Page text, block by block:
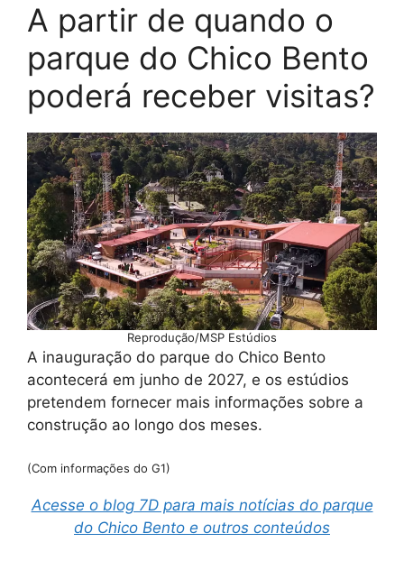
A partir de quando o
parque do Chico Bento
poderá receber visitas?
Reprodução/MSP Estúdios
A inauguração do parque do Chico Bento
acontecerá em junho de 2027, e os estúdios
pretendem fornecer mais informações sobre a
construção ao longo dos meses.
(Com informações do G1)
Acesse o blog 7D para mais notícias do parque
do Chico Bento e outros conteúdos